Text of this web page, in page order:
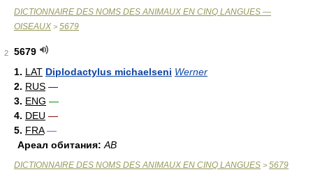
DICTIONNAIRE DES NOMS DES ANIMAUX EN CINQ LANGUES —
OISEAUX > 5679
2
5679
1. LAT Diplodactylus michaelseni Werner
2. RUS —
3. ENG —
4. DEU —
5. FRA —
Ареал обитания: АВ
DICTIONNAIRE DES NOMS DES ANIMAUX EN CINQ LANGUES > 5679